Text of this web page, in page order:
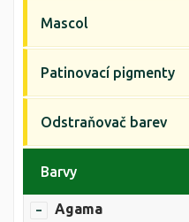
Mascol
Patinovací pigmenty
Odstraňovač barev
Barvy
Agama